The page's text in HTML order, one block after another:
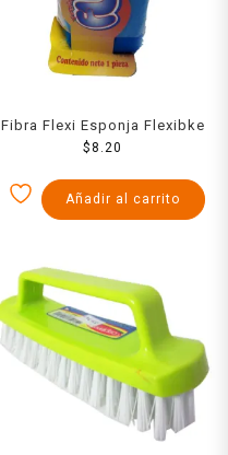
Fibra Flexi Esponja Flexibke
$ 8.20
Añadir al carrito